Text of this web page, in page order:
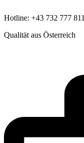
Hotline: +43 732 777 811
Qualität aus Österreich